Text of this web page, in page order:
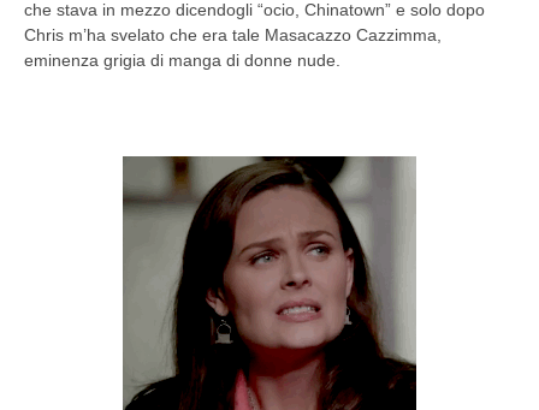
che stava in mezzo dicendogli “ocio, Chinatown” e solo dopo
Chris m’ha svelato che era tale Masacazzo Cazzimma,
eminenza grigia di manga di donne nude.